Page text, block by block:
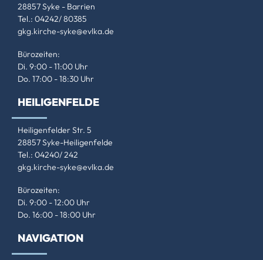
28857 Syke - Barrien
Tel.: 04242/ 80385
gkg.kirche-syke@evlka.de
Bürozeiten:
Di. 9:00 - 11:00 Uhr
Do. 17:00 - 18:30 Uhr
HEILIGENFELDE
Heiligenfelder Str. 5
28857 Syke-Heiligenfelde
Tel.: 04240/ 242
gkg.kirche-syke@evlka.de
Bürozeiten:
Di. 9:00 - 12:00 Uhr
Do. 16:00 - 18:00 Uhr
NAVIGATION